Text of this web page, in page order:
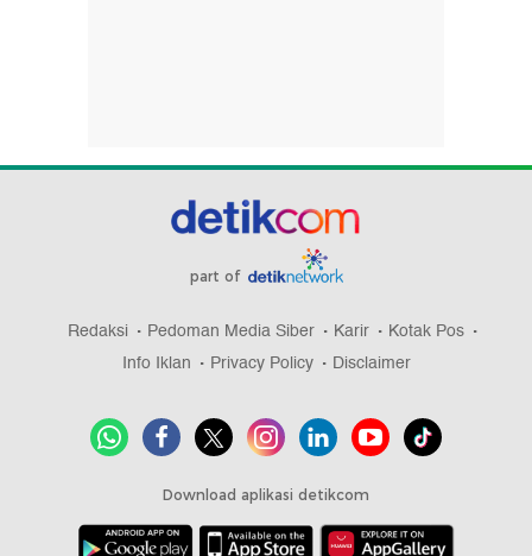
part of
Redaksi Pedoman Media Siber Karir
Kotak Pos
Info Iklan
Privacy Policy Disclaimer
Download aplikasi detikcom